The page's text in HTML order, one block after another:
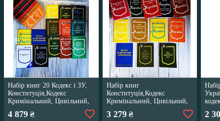
Набір книг 20 Кодекс і ЗУ,
Конституція,Кодекс
Кримінальний, Цивільний,
Господарський, Сімейний,
Конвенція
4 879 ₴
Набір книг
Конституція,Кодекс
Кримінальний, Цивільний,
Сімейний, Господарський,
Військовий,Дорожній рух
3 279₴ 2